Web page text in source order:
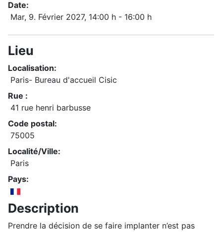
Date:
Mar, 9. Février 2027, 14:00 h - 16:00 h
Lieu
Localisation:
Paris- Bureau d'accueil Cisic
Rue :
41 rue henri barbusse
Code postal:
75005
Localité/Ville:
Paris
Pays:
Description
Prendre la décision de se faire implanter n’est pas